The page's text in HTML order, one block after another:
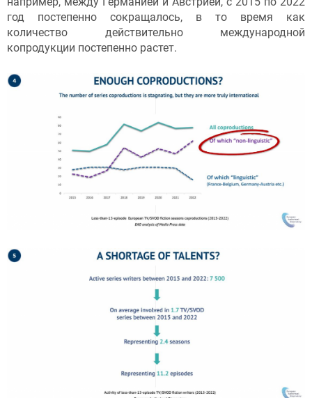
год постепенно сокращалось, в то время как
количество действительно международной
копродукции постепенно растет.